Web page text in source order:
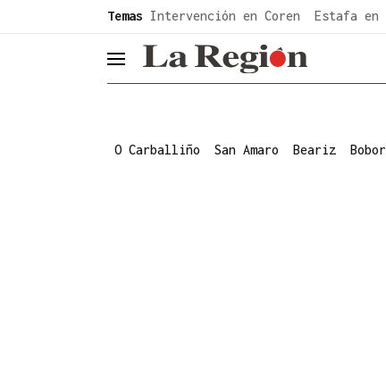
Temas Intervención en Coren Estafa en
header.menu.open
O Carballiño San Amaro Beariz